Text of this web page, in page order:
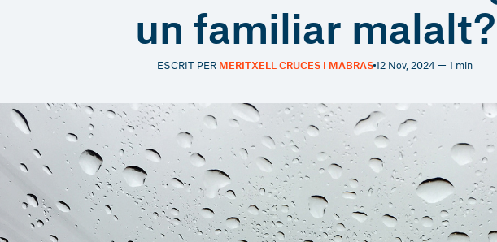
un familiar malalt?
ESCRIT PER MERITXELL CRUCES I MABRAS12 Nov, 2024 — 1 min